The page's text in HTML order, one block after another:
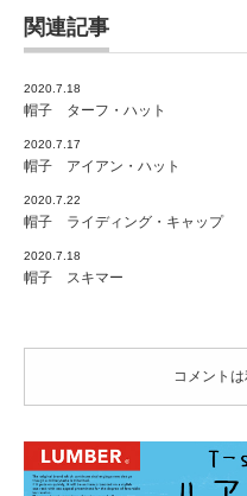
関連記事
2020.7.18
帽子 ターフ・ハット
2020.7.17
帽子 アイアン・ハット
2020.7.22
帽子 ライディング・キャップ
2020.7.18
帽子 スキマー
コメントは